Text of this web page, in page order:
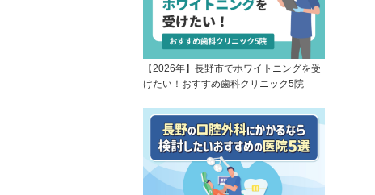
【2026年】長野市でホワイトニングを受
けたい！おすすめ歯科クリニック5院